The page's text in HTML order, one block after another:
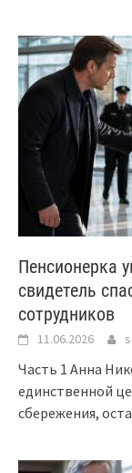
Пенсионерка
свидетель
сотрудников
11.06.2026
Часть 1 Анна
единственной
сбережения,